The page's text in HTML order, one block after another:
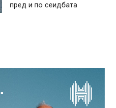
пред и по сеидбата